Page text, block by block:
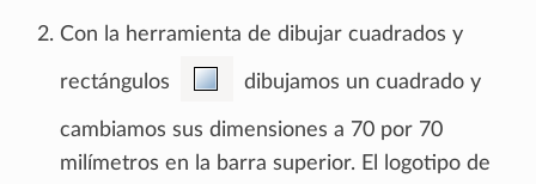
Con la herramienta de dibujar cuadrados y
rectángulos dibujamos un cuadrado y
cambiamos sus dimensiones a 70 por 70
milímetros en la barra superior. El logotipo de